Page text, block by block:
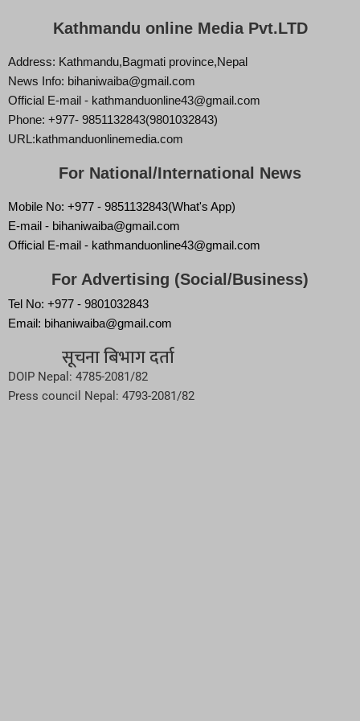
Kathmandu online Media Pvt.LTD
Address: Kathmandu,Bagmati province,Nepal
News Info: bihaniwaiba@gmail.com
Official E-mail - kathmanduonline43@gmail.com
Phone: +977- 9851132843(9801032843)
URL:kathmanduonlinemedia.com
For National/International News
Mobile No: +977 - 9851132843(What's App)
E-mail - bihaniwaiba@gmail.com
Official E-mail - kathmanduonline43@gmail.com
For Advertising (Social/Business)
Tel No: +977 - 9801032843
Email: bihaniwaiba@gmail.com
सूचना बिभाग दर्ता
DOIP Nepal: 4785-2081/82
Press council Nepal: 4793-2081/82